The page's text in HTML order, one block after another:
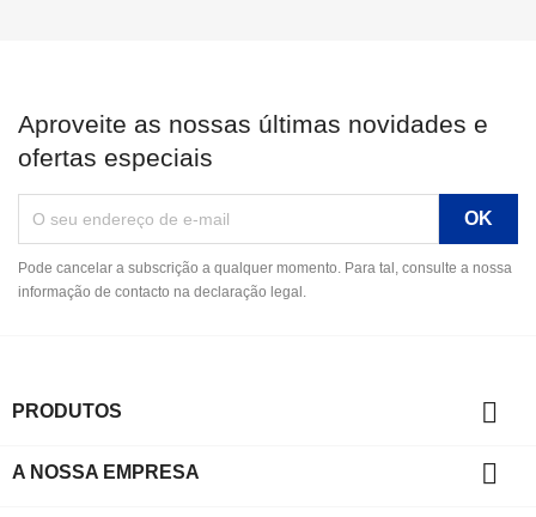
Aproveite as nossas últimas novidades e
ofertas especiais
Pode cancelar a subscrição a qualquer momento. Para tal, consulte a nossa
informação de contacto na declaração legal.
PRODUTOS 
A NOSSA EMPRESA 